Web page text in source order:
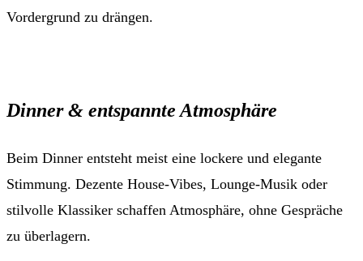
Vordergrund zu drängen.
Dinner & entspannte Atmosphäre
Beim Dinner entsteht meist eine lockere und elegante
Stimmung. Dezente House-Vibes, Lounge-Musik oder
stilvolle Klassiker schaffen Atmosphäre, ohne Gespräche
zu überlagern.